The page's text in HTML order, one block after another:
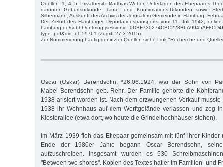
Quellen: 1; 4; 5; Privatbesitz Matthias Weber: Unterlagen des Ehepaares
darunter Geburtsurkunde, Taufe- und Konfirmations-Urkunden sowie
Silbermann; Auskunft des Archivs der Jerusalem-Gemeinde in Hamburg,
Der Zielort des Hamburger Deportationstransports vom 11. Juli 1942,
hamburg.de/subhh/
type=pdf&did=c1:59761 (Zugriff 27.3.2015).
Zur Nummerierung häufig genutzter Quellen siehe Link "Recherche und
Oscar (Oskar) Berendsohn, *26.06.1924, war der Sohn von
Mabel Berendsohn geb. Rehr. Der Familie gehörte die
1938 arisiert worden ist. Nach dem erzwungenen Verkauf
1938 ihr Wohnhaus auf dem Werftgelände verlassen und zog
Klosterallee (etwa dort, wo heute die Grindelhochhäuser stehen).
Im März 1939 floh das Ehepaar gemeinsam mit fünf ihrer
Ende der 1980er Jahre begann Oscar Berendsohn, seine
aufzuschreiben. Insgesamt wurden es 530
"Between two shores". Kopien des Textes hat er im Familien- und